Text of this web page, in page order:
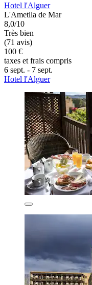
Hotel l'Alguer
L'Ametlla de Mar
8,0/10
Très bien
(71 avis)
100 €
taxes et frais compris
6 sept. - 7 sept.
Hotel l'Alguer